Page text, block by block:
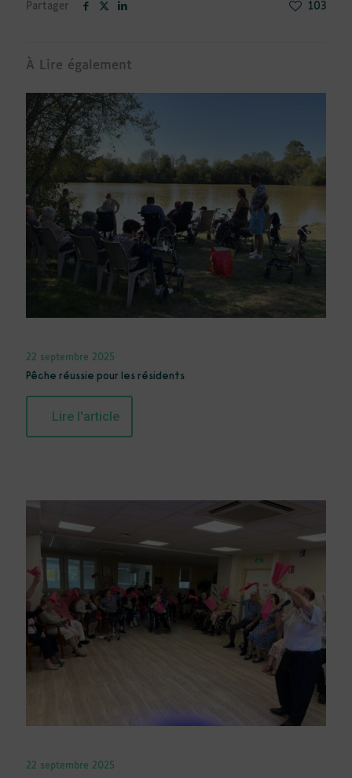
Partager 103
À Lire également
22 septembre 2025
Pêche réussie pour les résidents
Lire l'article
22 septembre 2025